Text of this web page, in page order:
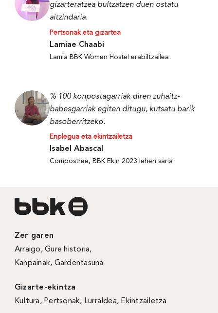
gizarteratzea bultzatzen duen ostatu
aitzindaria.
Pertsonak eta gizartea
Lamiae Chaabi
Lamia BBK Women Hostel erabiltzailea
% 100 konpostagarriak diren zuhaitz-
babesgarriak egiten ditugu, kutsatu barik
basoberritzeko.
Enplegua eta ekintzailetza
Isabel Abascal
Compostree, BBK Ekin 2023 lehen saria
Zer garen
Arraigo,Gure historia,
Kanpainak, Gardentasuna
Gizarte-ekintza
Kultura, Pertsonak, Lurraldea, Ekintzailetza